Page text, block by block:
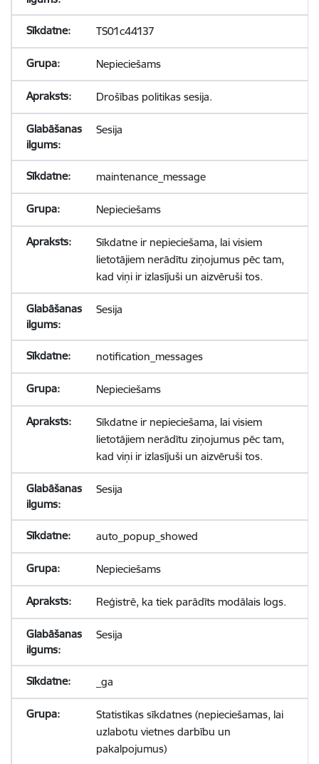
TS01c44137
Nepieciešams
Drošības politikas sesija.
Sesija
maintenance_message
Nepieciešams
Sīkdatne ir nepieciešama, lai visiem
lietotājiem nerādītu ziņojumus pēc tam,
kad viņi ir izlasījuši un aizvēruši tos.
Sesija
notification_messages
Nepieciešams
Sīkdatne ir nepieciešama, lai visiem
lietotājiem nerādītu ziņojumus pēc tam,
kad viņi ir izlasījuši un aizvēruši tos.
Sesija
auto_popup_showed
Nepieciešams
Reģistrē, ka tiek parādīts modālais logs.
Sesija
_ga
Statistikas sīkdatnes (nepieciešamas, lai
uzlabotu vietnes darbību un
pakalpojumus)